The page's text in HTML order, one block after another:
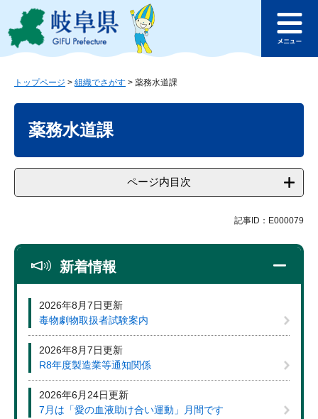
ジ
ュ
このページの本文へ
ュ
トップページ > 組織でさがす > 薬務水道課
薬務水道課
ページ内目次
記事ID：E000079
新着情報
2026年8月7日更新
毒物劇物取扱者試験案内
2026年8月7日更新
R8年度製造業等通知関係
2026年6月24日更新
7月は「愛の血液助け合い運動」月間です